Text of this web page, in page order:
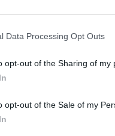
Data Processing Opt Outs
opt-out of the Sharing of my
opt-out of the Sale of my
riservato. «Il fatto
abbiano
sei e sette mesi
in modo
"trafficare"